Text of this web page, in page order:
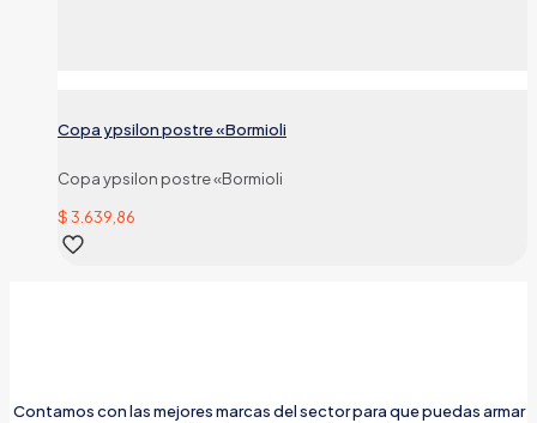
Copa ypsilon postre «Bormioli
Copa ypsilon postre «Bormioli
$3.639,86
Contamos con las mejores marcas del sector para que puedas armar